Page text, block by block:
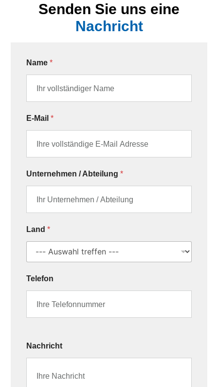
Senden Sie uns eine
Nachricht
Name*
E-Mail*
Unternehmen / Abteilung*
Land*
Telefon
Nachricht